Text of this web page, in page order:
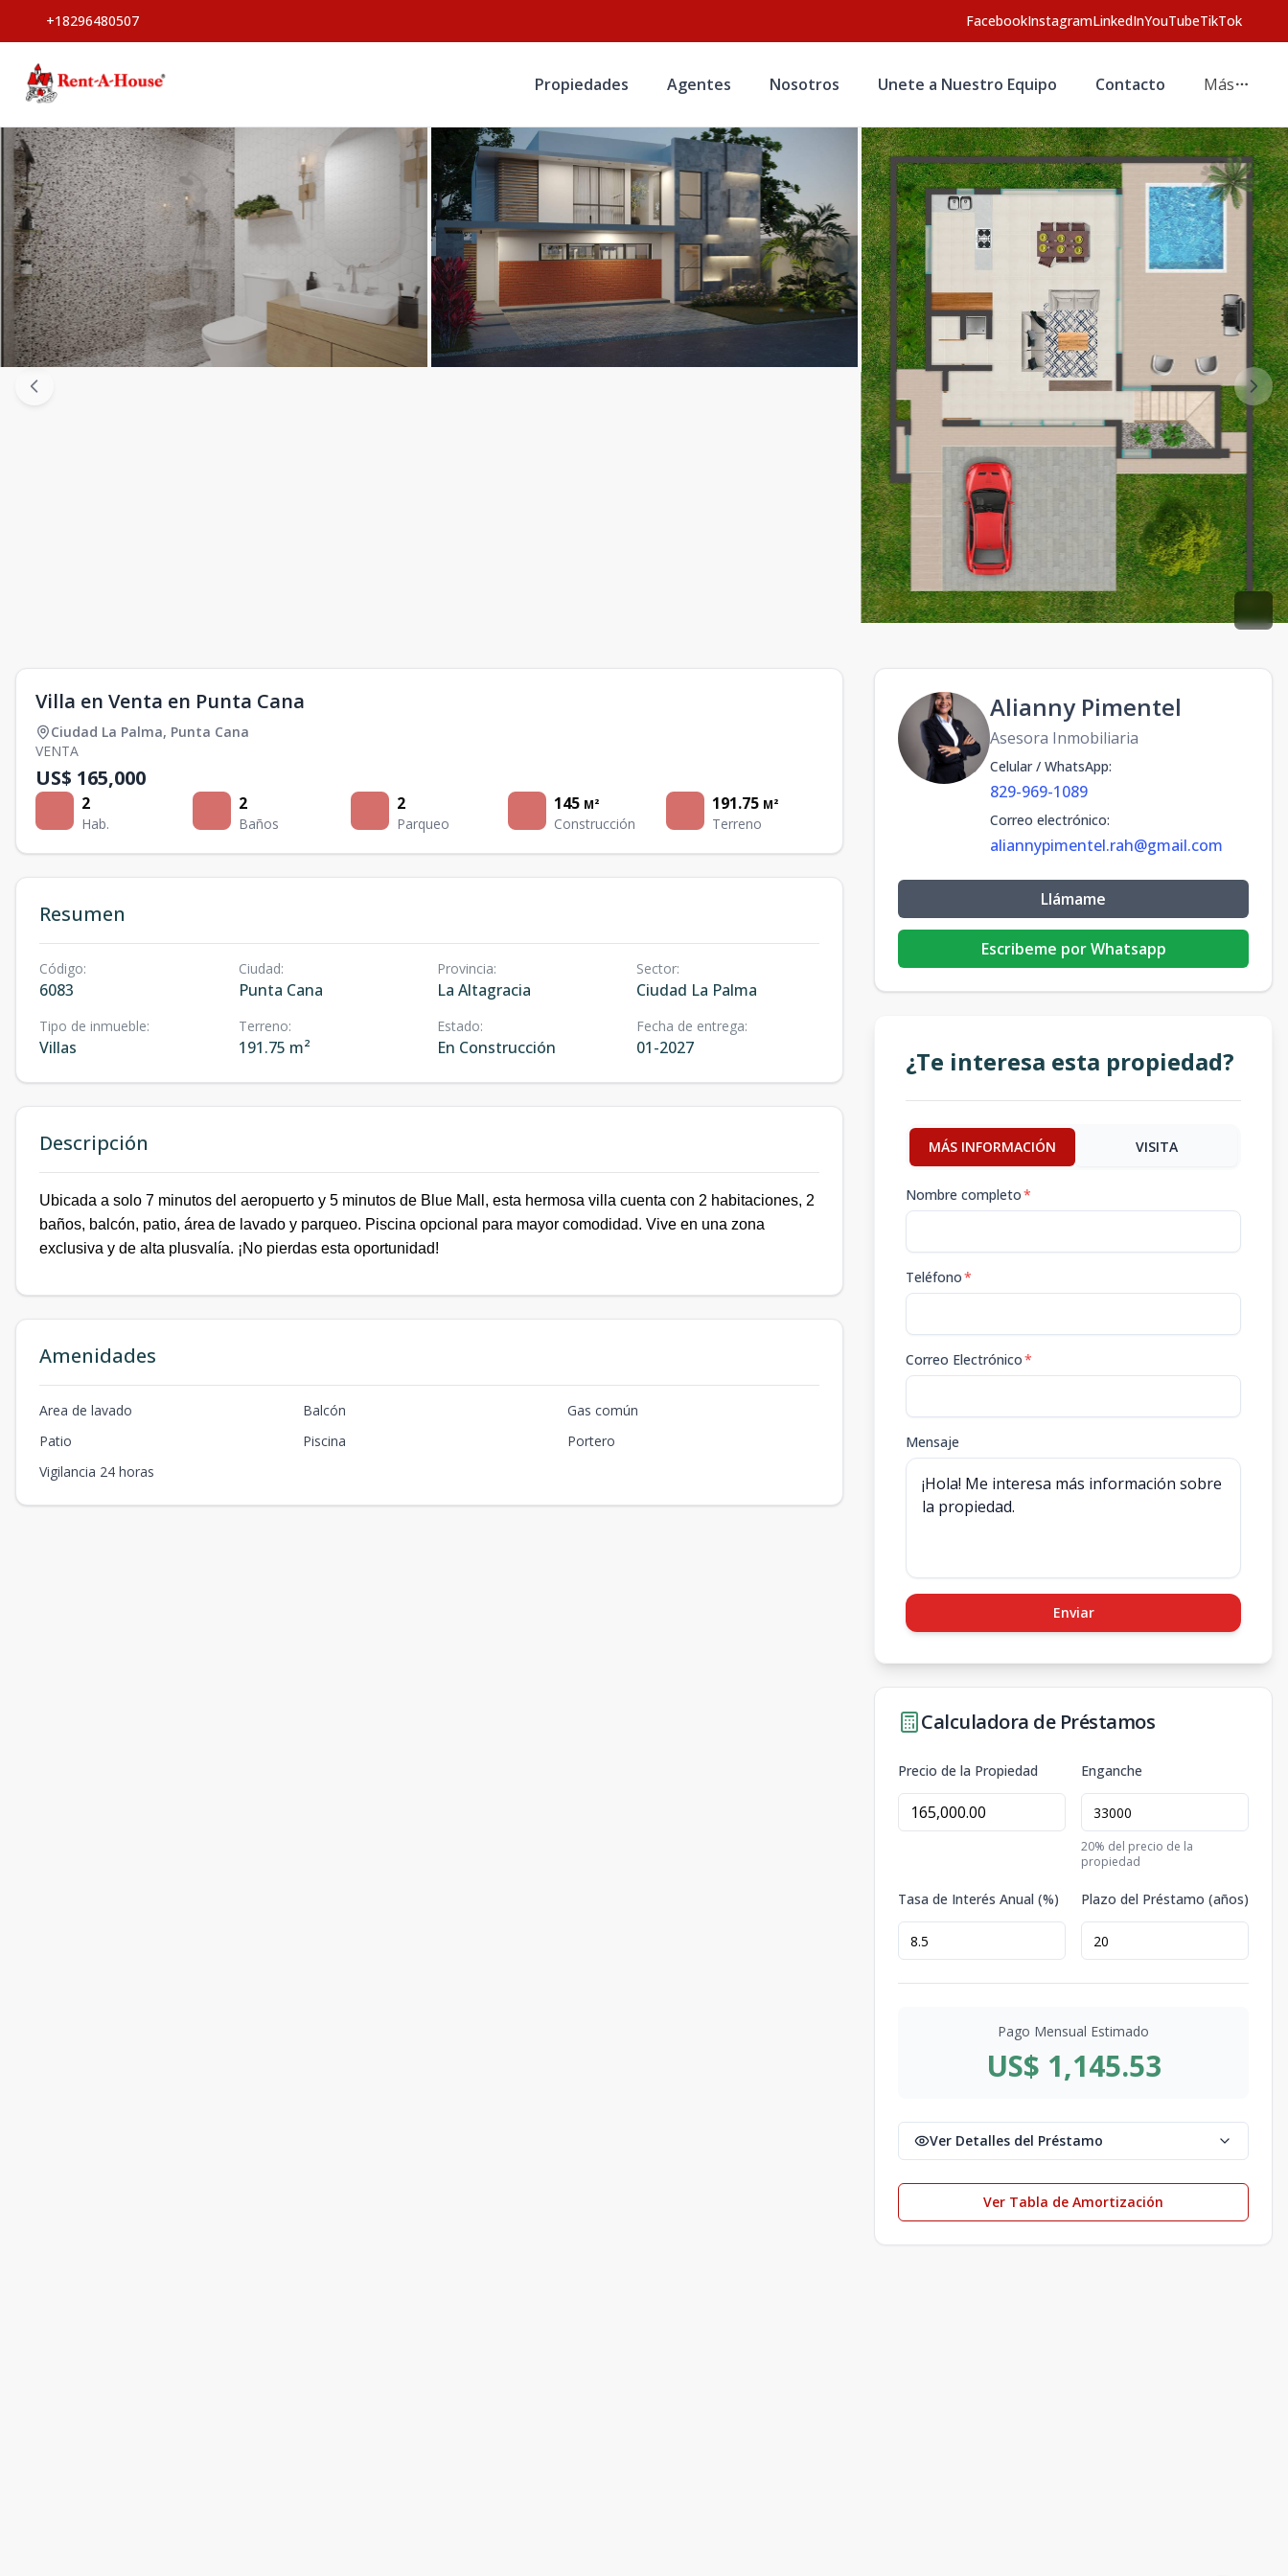
+18296480507 FacebookInstagramLinkedInYouTubeTikTok
Propiedades Agentes Nosotros Unete a Nuestro Equipo Contacto Más
Villa en Venta en Punta Cana
Ciudad La Palma, Punta Cana
VENTA
US$ 165,000
2
Hab.
2
Baños
2
Parqueo
145 M²
Construcción
191.75 M²
Terreno
Resumen
Código:
6083
Ciudad:
Punta Cana
Provincia:
La Altagracia
Sector:
Ciudad La Palma
Tipo de inmueble:
Villas
Terreno:
191.75 m²
Estado:
En Construcción
Fecha de entrega:
01-2027
Descripción
Ubicada a solo 7 minutos del aeropuerto y 5 minutos de Blue Mall, esta hermosa villa cuenta con 2 habitaciones, 2
baños, balcón, patio, área de lavado y parqueo. Piscina opcional para mayor comodidad. Vive en una zona
exclusiva y de alta plusvalía. ¡No pierdas esta oportunidad!
Amenidades
Area de lavado Balcón
Gas común
Patio
Piscina
Portero
Vigilancia 24 horas
Alianny Pimentel
Asesora Inmobiliaria
Celular / WhatsApp:
829-969-1089
Correo electrónico:
aliannypimentel.rah@gmail.com
Llámame
Escribeme por Whatsapp
¿Te interesa esta propiedad?
MÁS INFORMACIÓN VISITA
Nombre completo*
Teléfono*
Correo Electrónico*
Mensaje
Enviar
Calculadora de Préstamos
Precio de la Propiedad Enganche
20% del precio de la
propiedad
Tasa de Interés Anual (%) Plazo del Préstamo (años)
Pago Mensual Estimado
US$ 1,145.53
Ver Detalles del Préstamo
Ver Tabla de Amortización